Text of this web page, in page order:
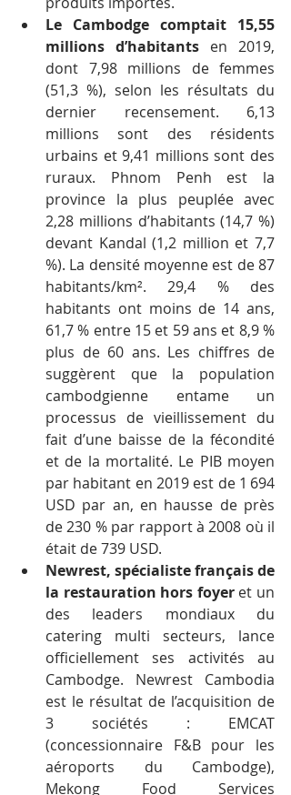
Le Cambodge comptait 15,55
millions d’habitants en 2019,
dont 7,98 millions de femmes
(51,3 %), selon les résultats du
dernier recensement. 6,13
millions sont des résidents
urbains et 9,41 millions sont des
ruraux. Phnom Penh est la
province la plus peuplée avec
2,28 millions d’habitants (14,7 %)
devant Kandal (1,2 million et 7,7
%). La densité moyenne est de 87
habitants/km². 29,4 % des
habitants ont moins de 14 ans,
61,7 % entre 15 et 59 ans et 8,9 %
plus de 60 ans. Les chiffres de
suggèrent que la population
cambodgienne entame un
processus de vieillissement du
fait d’une baisse de la fécondité
et de la mortalité. Le PIB moyen
par habitant en 2019 est de 1 694
USD par an, en hausse de près
de 230 % par rapport à 2008 où il
était de 739 USD.
Newrest, spécialiste français de
la restauration hors foyer et un
des leaders mondiaux du
catering multi secteurs, lance
officiellement ses activités au
Cambodge. Newrest Cambodia
est le résultat de l’acquisition de
3 sociétés : EMCAT
(concessionnaire F&B pour les
aéroports du Cambodge),
Mekong Food Services